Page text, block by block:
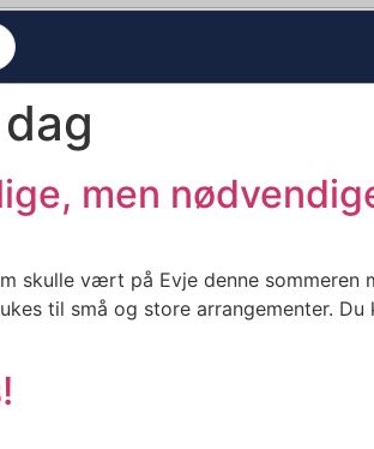
men
skulle vært på Evje denne sommeren
til små og store arrangementer.